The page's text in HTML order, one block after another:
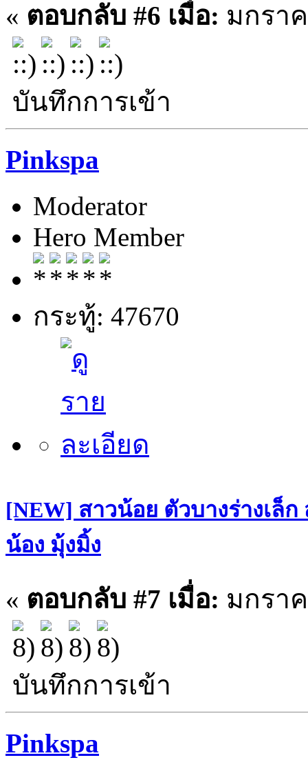
« ตอบกลับ #6 เมื่อ: มกราค
บันทึกการเข้า
Pinkspa
Moderator
Hero Member
กระทู้: 47670
[NEW] สาวน้อย ตัวบางร่างเล็
น้อง มุ้งมิ้ง
« ตอบกลับ #7 เมื่อ: มกราค
บันทึกการเข้า
Pinkspa